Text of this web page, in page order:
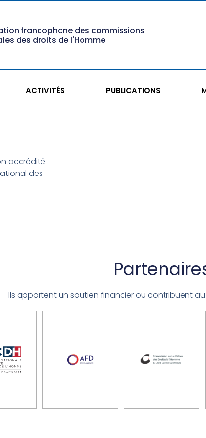
francophone des commissions
des droits de l'Homme
ACTIVITÉS PUBLICATIONS
accrédité
des
Ils apportent un soutien financier ou contribuent au